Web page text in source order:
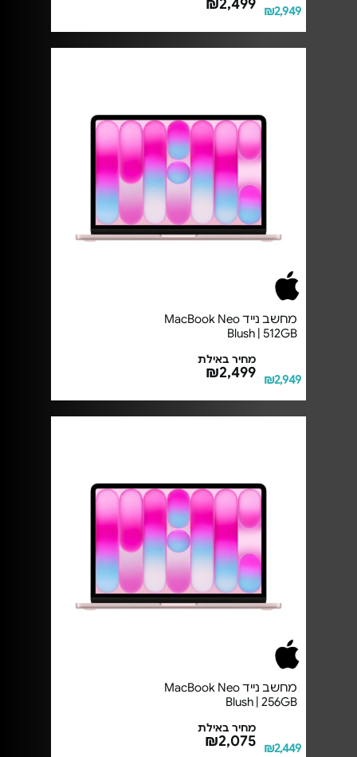
₪2,949
₪2,499
מחשב נייד MacBook Neo
Blush | 512GB
₪2,949
מחיר באילת
₪2,499
מחשב נייד MacBook Neo
Blush | 256GB
₪2,449
מחיר באילת
₪2,075